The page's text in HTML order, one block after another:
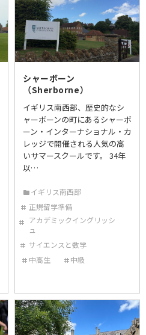
シャーボーン
（Sherborne）
イギリス南西部、歴史的なシ
ャーボーンの町にあるシャーボ
ーン・インターナショナル・カ
レッジで開催される人気の高
いサマースクールです。 34年
以…
イギリス南西部
正規留学準備
アカデミックイングリッシ
ュ
サイエンスと数学
中高生
中級